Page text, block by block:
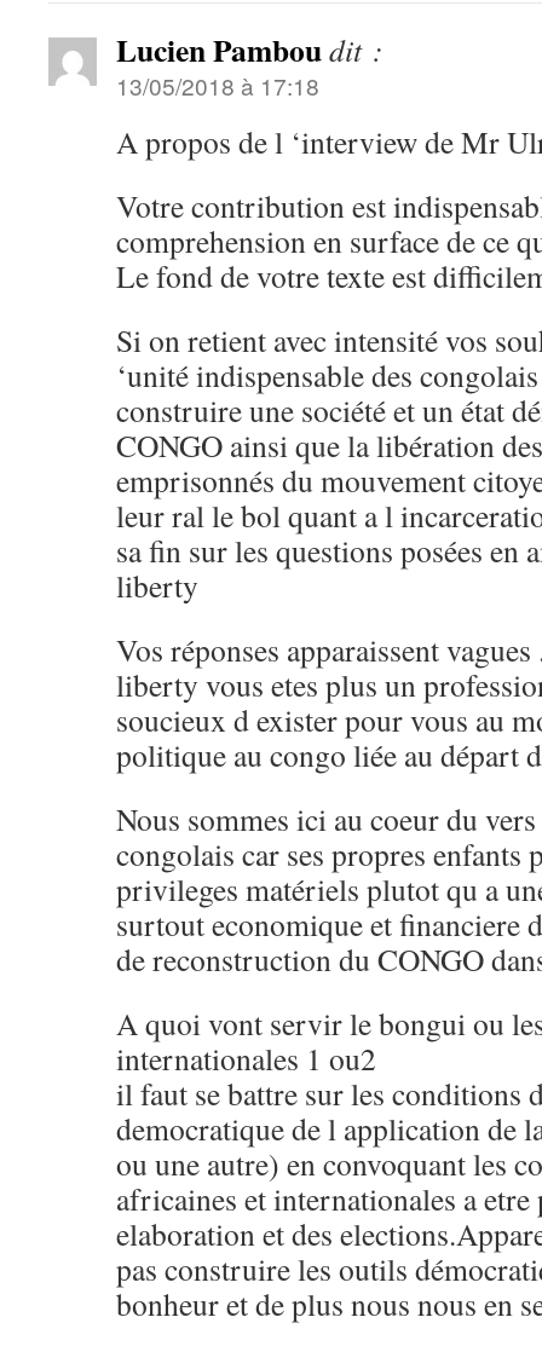
Lucien Pamboudit :
13/05/2018 à 17:18
A propos de l ‘interview de Mr
Votre contribution est
comprehension en surface de ce
Le fond de votre texte est
Si on retient avec intensité vos
‘unité indispensable des
construire une société et un état
CONGO ainsi que la libération
emprisonnés du mouvement
leur ral le bol quant a l
sa fin sur les questions posées en
liberty
Vos réponses apparaissent
liberty vous etes plus un
soucieux d exister pour vous au
politique au congo liée au départ
Nous sommes ici au coeur du
congolais car ses propres enfants
privileges matériels plutot qu a
surtout economique et financiere
de reconstruction du CONGO
A quoi vont servir le bongui ou
internationales 1 ou2
il faut se battre sur les conditions
democratique de l application de
ou une autre) en convoquant les
africaines et internationales a etre
elaboration et des
pas construire les outils
bonheur et de plus nous nous en